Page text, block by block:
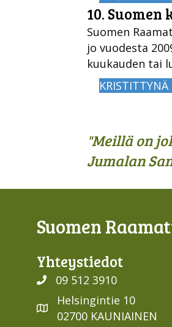
10.
Suomen
jo vuodesta
kuukauden tai
KRISTITTYNÄ
"Meillä on
Jumalan
Suomen
Yhteys­tiedot
09 512 3910
Helsingintie 10
02700 KAUNIAINEN